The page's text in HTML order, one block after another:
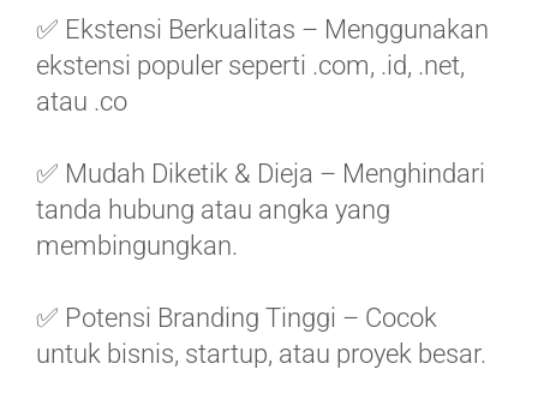
✅ Ekstensi Berkualitas – Menggunakan
ekstensi populer seperti .com, .id, .net,
atau .co
✅ Mudah Diketik & Dieja – Menghindari
tanda hubung atau angka yang
membingungkan.
✅ Potensi Branding Tinggi – Cocok
untuk bisnis, startup, atau proyek besar.